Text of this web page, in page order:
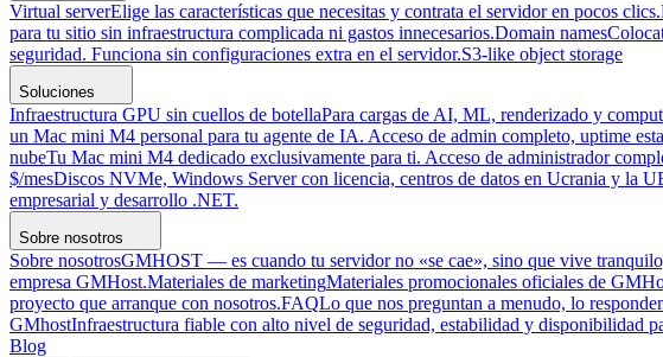
Virtual serverElige las características que necesitas y contrata el servidor en pocos clics.
para tu sitio sin infraestructura complicada ni gastos innecesarios.Domain names
seguridad. Funciona sin configuraciones extra en el servidor.S3-like object storage
Soluciones
Infraestructura GPU sin cuellos de botellaPara cargas de AI, ML, renderizado y
un Mac mini M4 personal para tu agente de IA. Acceso de admin completo, uptime
nubeTu Mac mini M4 dedicado exclusivamente para ti. Acceso de administrador
$/mesDiscos NVMe, Windows Server con licencia, centros de datos en Ucrania y la
empresarial y desarrollo .NET.
Sobre nosotros
Sobre nosotrosGMHOST — es cuando tu servidor no «se cae», sino que vive
empresa GMHost.Materiales de marketingMateriales promocionales oficiales de
proyecto que arranque con nosotros.FAQLo que nos preguntan a menudo, lo
GMhostInfraestructura fiable con alto nivel de seguridad, estabilidad y disponibilidad
Blog